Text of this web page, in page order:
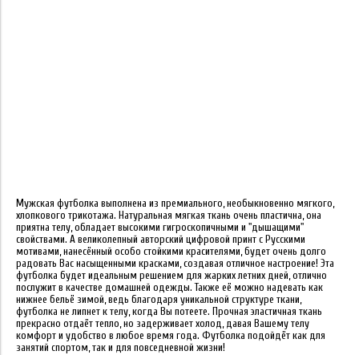
Мужская футболка выполнена из премиального, необыкновенно мягкого,
хлопкового трикотажа. Натуральная мягкая ткань очень пластична, она
приятна телу, обладает высокими гигроскопичными и "дышащими"
свойствами. А великолепный авторский цифровой принт с Русскими
мотивами, нанесённый особо стойкими красителями, будет очень долго
радовать Вас насыщенными красками, создавая отличное настроение! Эта
футболка будет идеальным решением для жарких летних дней, отлично
послужит в качестве домашней одежды. Также её можно надевать как
нижнее бельё зимой, ведь благодаря уникальной структуре ткани,
футболка не липнет к телу, когда Вы потеете. Прочная эластичная ткань
прекрасно отдаёт тепло, но задерживает холод, давая Вашему телу
комфорт и удобство в любое время года. Футболка подойдёт как для
занятий спортом, так и для повседневной жизни!